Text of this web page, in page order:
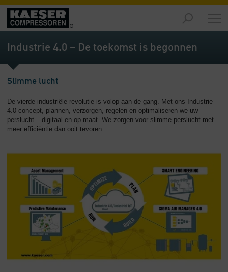
Producten
-
Overzicht
-
Service
-
Overzicht
Industrie 4.0 – De toekomst is begonnen
Slimme lucht
De vierde industriële revolutie is volop aan de gang. Met ons Industrie
4.0 concept, plannen, verzorgen, regelen en optimaliseren we uw
perslucht – digitaal en op maat. We zorgen voor slimme perslucht met
meer efficiëntie dan ooit tevoren.